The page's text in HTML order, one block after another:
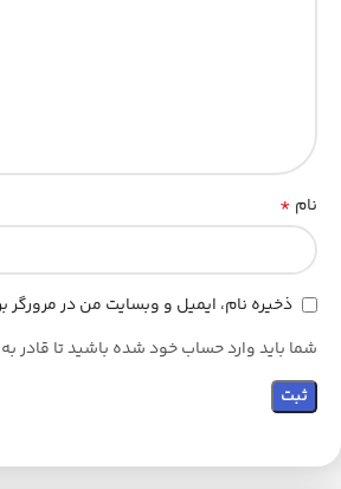
نام *
ذخیره نام، ایمیل و وبسایت من در
شما باید وارد حساب خود شده باشید تا قادر